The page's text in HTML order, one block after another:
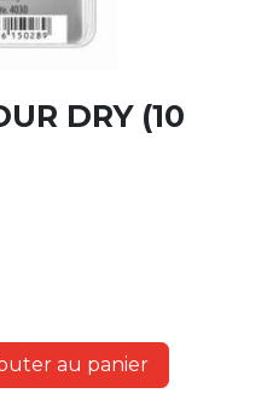
DRY (10
au panier